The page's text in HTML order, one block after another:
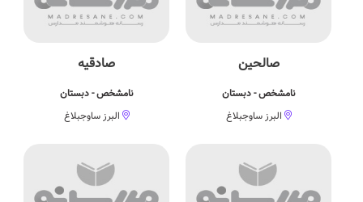
صالحین
نامشخص - دبستان
البرز ساوجبلاغ
صادقیه
نامشخص - دبستان
البرز ساوجبلاغ